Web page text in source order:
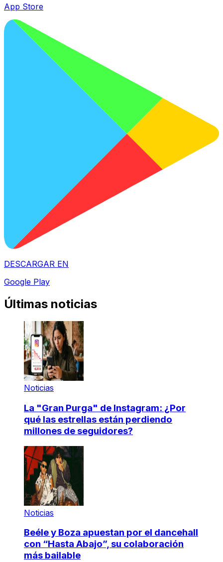
App Store
DESCARGAR EN
Google Play
Últimas noticias
Noticias
La "Gran Purga" de Instagram: ¿Por
qué las estrellas están perdiendo
millones de seguidores?
Noticias
Beéle y Boza apuestan por el dancehall
con “Hasta Abajo”, su colaboración
más bailable